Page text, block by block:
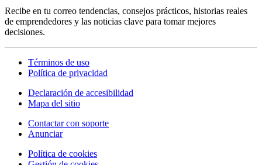
Recibe en tu correo tendencias, consejos prácticos, historias reales
de emprendedores y las noticias clave para tomar mejores
decisiones.
Términos de uso
Política de privacidad
Declaración de accesibilidad
Mapa del sitio
Contactar con soporte
Anunciar
Política de cookies